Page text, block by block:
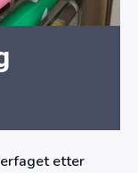
etter